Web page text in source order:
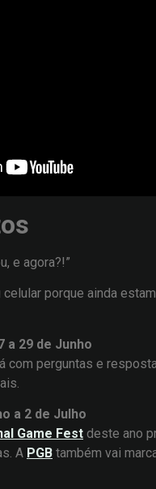
e agora?!”
porque ainda
a 29 de Junho
com perguntas e
a 2 de Julho
Game Fest deste ano
A PGB também vai